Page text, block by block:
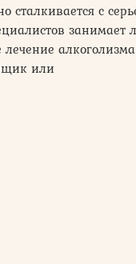
сталкивается с
или